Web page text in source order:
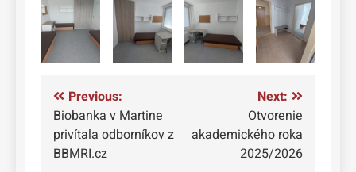
Navigácia
v
článku
Previous:
Biobanka v Martine
privítala odborníkov z
BBMRI.cz
Next:
Otvorenie
akademického roka
2025/2026